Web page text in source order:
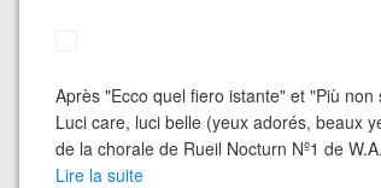
Après "Ecco quel fiero istante" et "Più
Luci care, luci belle (yeux adorés, beaux
de la chorale de Rueil Nocturn Nº1 de
Lire la suite